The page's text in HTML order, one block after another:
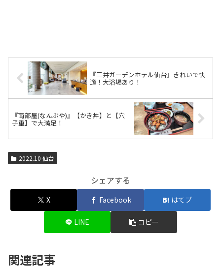
『三井ガーデンホテル仙台』きれいで快
適！大浴場あり！
『南部屋(なんぶや)』【かき丼】と【穴
子重】で大満足！
2022.10 仙台
シェアする
X Facebook はてブ
LINE コピー
関連記事